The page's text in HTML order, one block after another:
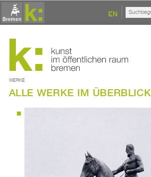
EN
WERKE
ALLE WERKE IM ÜBERBLICK